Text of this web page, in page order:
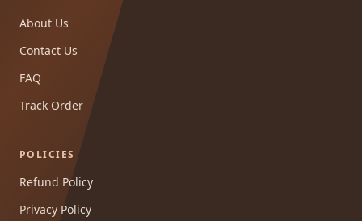
About Us
Contact Us
FAQ
Track Order
POLICIES
Refund Policy
Privacy Policy